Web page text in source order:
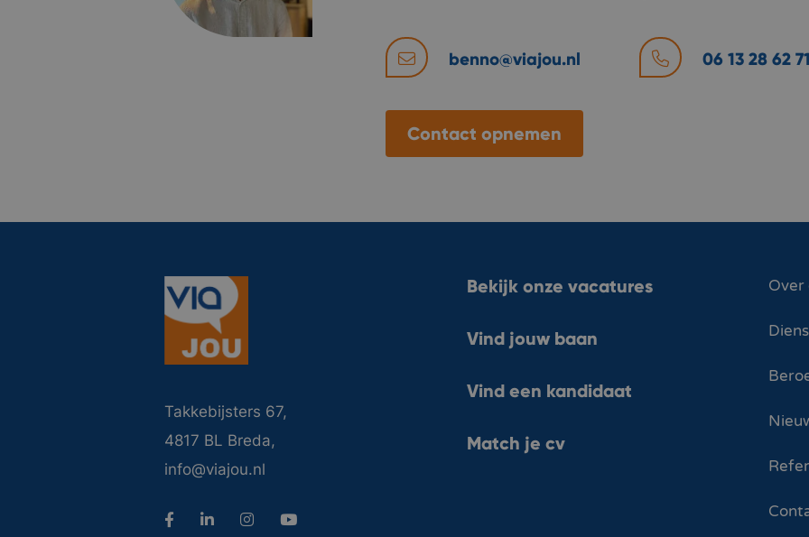
benno@viajou.nl 06 13 28 62 71
Contact opnemen
Takkebijsters 67,
4817 BL Breda,
info@viajou.nl
Bekijk onze vacatures
Vind jouw baan
Vind een kandidaat
Match je cv
Over